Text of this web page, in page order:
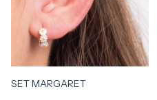
SET MARGARET